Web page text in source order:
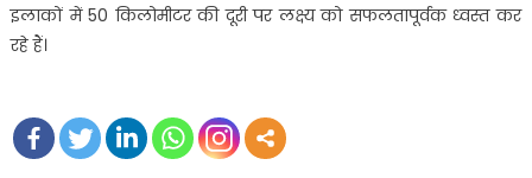
इलाकों में 50 किलोमीटर की दूरी पर लक्ष्य को सफलतापूर्वक ध्‍वस्‍त कर
रहे हैं।